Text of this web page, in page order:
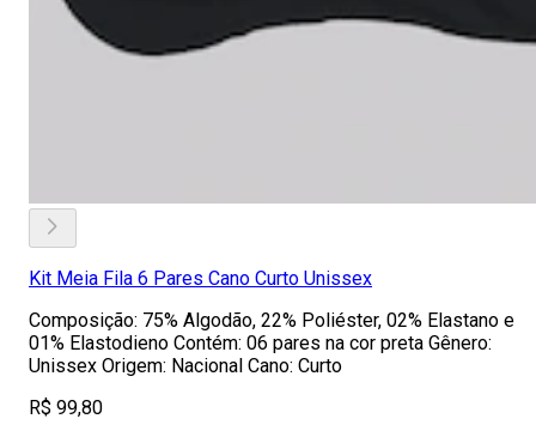
Kit Meia Fila 6 Pares Cano Curto Unissex
Composição: 75% Algodão, 22% Poliéster, 02% Elastano e
01% Elastodieno Contém: 06 pares na cor preta Gênero:
Unissex Origem: Nacional Cano: Curto
R$ 99,80